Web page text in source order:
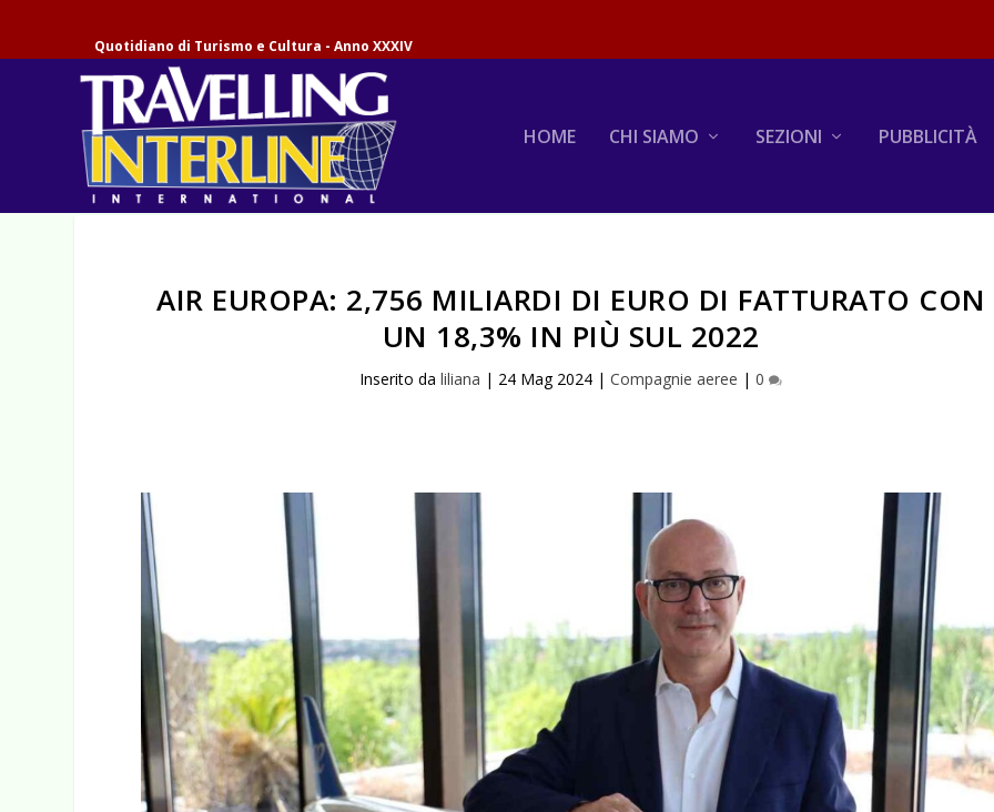
Quotidiano di Turismo e Cultura - Anno XXXIV
HOME CHI SIAMO SEZIONI PUBBLICITÀ
AIR EUROPA: 2,756 MILIARDI DI EURO DI FATTURATO CON
UN 18,3% IN PIÙ SUL 2022
Inserito daliliana | 24 Mag 2024 |Compagnie aeree |0